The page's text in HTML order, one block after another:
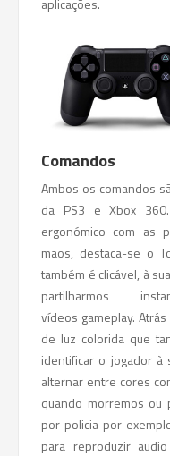
aplicações.
Comandos
Ambos os comandos
da PS3 e Xbox
ergonómico com as
mãos, destaca-se o
também é clicável, à
partilharmos
vídeos gameplay.
de luz colorida que
identificar o jogador à
alternar entre cores
quando morremos ou
por policia por
para reproduzir